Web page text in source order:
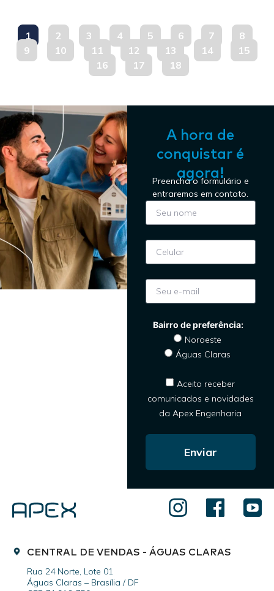
1 2 3 4 5 6 7
8
9
10 11 12 13 14
15
16
17 18
A hora de
conquistar é
agora!
Preencha o formulário e
entraremos em contato.
Noroeste
Águas Claras
Aceito receber
comunicados e novidades
da Apex Engenharia
Enviar
CENTRAL DE VENDAS - ÁGUAS CLARAS
Rua 24 Norte, Lote 01
Águas Claras – Brasília / DF